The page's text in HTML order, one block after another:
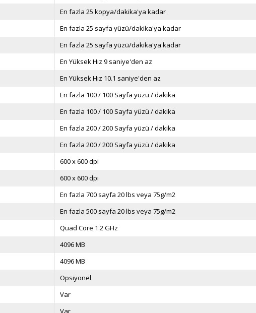
En fazla 25 kopya/dakika'ya kadar
En fazla 25 sayfa yüzü/dakika'ya kadar
En fazla 25 sayfa yüzü/dakika'ya kadar
En Yüksek Hız 9 saniye'den az
En Yüksek Hız 10.1 saniye'den az
En fazla 100 / 100 Sayfa yüzü / dakika
En fazla 100 / 100 Sayfa yüzü / dakika
En fazla 200 / 200 Sayfa yüzü / dakika
En fazla 200 / 200 Sayfa yüzü / dakika
600 x 600 dpi
600 x 600 dpi
En fazla 700 sayfa 20 lbs veya 75g/m2
En fazla 500 sayfa 20 lbs veya 75g/m2
Quad Core 1.2 GHz
4096 MB
4096 MB
Opsiyonel
Var
Var